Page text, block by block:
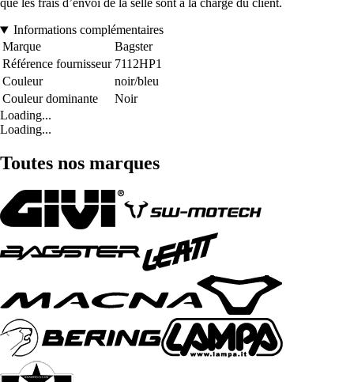
que les frais d’envoi de la selle sont à la charge du client.
Informations complémentaires
Marque
Bagster
Référence fournisseur 7112HP1
Couleur
noir/bleu
Couleur dominante
Noir
Loading...
Loading...
Toutes nos marques